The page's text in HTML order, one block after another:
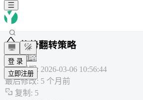
登 录
立即注册
趋势翻转策略
通用策略
创建日期: 2026-03-06 10:56:44
最后修改: 5 个月前
复制 : 5